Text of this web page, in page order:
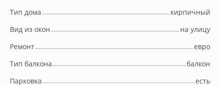
Тип дома
кирпичный
Вид из окон
на улицу
Ремонт
евро
Тип балкона
балкон
Парковка
есть